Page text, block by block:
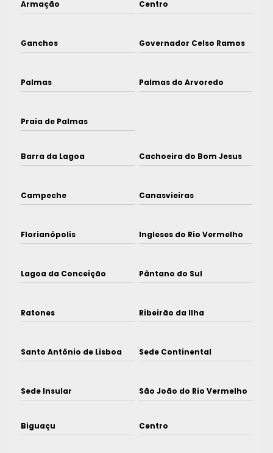
Armação Centro
Ganchos Governador Celso Ramos
Palmas Palmas do Arvoredo
Praia de Palmas
Barra da Lagoa Cachoeira do Bom Jesus
Campeche Canasvieiras
Florianópolis Ingleses do Rio Vermelho
Lagoa da Conceição Pântano do Sul
Ratones Ribeirão da Ilha
Santo Antônio de Lisboa Sede Continental
Sede Insular São João do Rio Vermelho
Biguaçu Centro